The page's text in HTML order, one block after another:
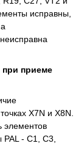
исправны,
при приеме
X7N и X8N.
элементов
PAL - С1, С3,